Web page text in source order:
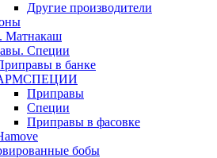
Другие производители
Матнакаш
Специи
в банке
Приправы
Специи
Приправы в фасовке
бобы